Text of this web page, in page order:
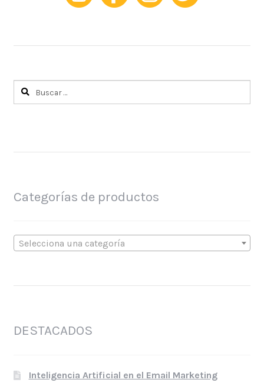
Buscar:
Categorías de productos
Selecciona una categoría
DESTACADOS
Inteligencia Artificial en el Email Marketing